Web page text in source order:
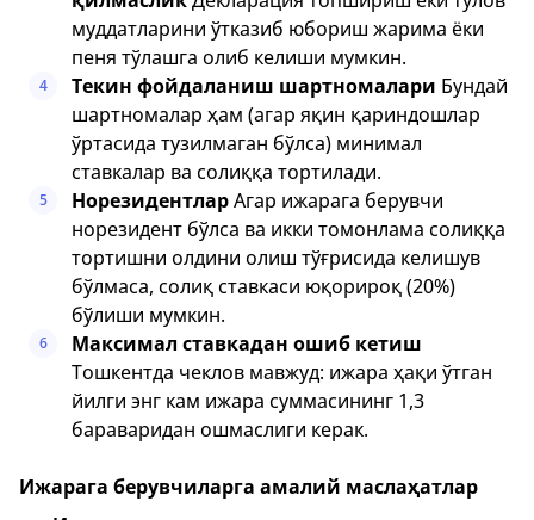
муддатларини ўтказиб юбориш жарима ёки
пеня тўлашга олиб келиши мумкин.
4 Текин фойдаланиш шартномалари Бундай
шартномалар ҳам (агар яқин қариндошлар
ўртасида тузилмаган бўлса) минимал
ставкалар ва солиққа тортилади.
5 НорезидентларАгар ижарага берувчи
норезидент бўлса ва икки томонлама солиққа
тортишни олдини олиш тўғрисида келишув
бўлмаса, солиқ ставкаси юқорироқ (20%)
бўлиши мумкин.
6
Максимал ставкадан ошиб кетиш
Тошкентда чеклов мавжуд: ижара ҳақи ўтган
йилги энг кам ижара суммасининг 1,3
бараваридан ошмаслиги керак.
Ижарага берувчиларга амалий маслаҳатлар